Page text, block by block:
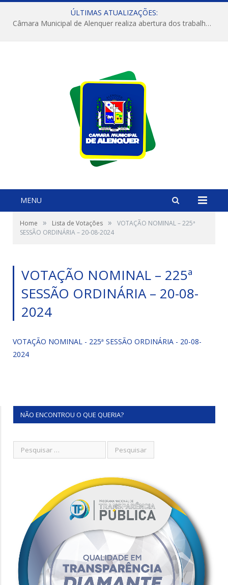
ÚLTIMAS ATUALIZAÇÕES:
Câmara Municipal de Alenquer realiza abertura dos trabalhos do 4º Período Legislativo
MENU
Home » Lista de Votações »
VOTAÇÃO NOMINAL – 225ª
SESSÃO ORDINÁRIA – 20-08-2024
VOTAÇÃO NOMINAL – 225ª
SESSÃO ORDINÁRIA – 20-08-
2024
VOTAÇÃO NOMINAL - 225ª SESSÃO ORDINÁRIA - 20-08-
2024
NÃO ENCONTROU O QUE QUERIA?